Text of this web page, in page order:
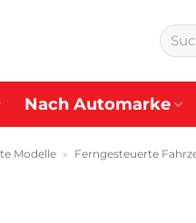
nach:
Nach Automarke
Modelle » Ferngesteuerte